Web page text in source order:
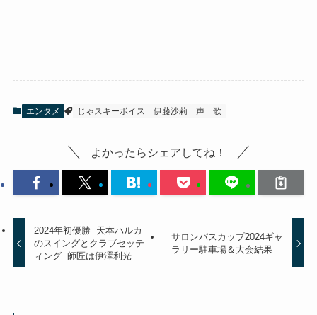
エンタメ じゃスキーボイス 伊藤沙莉 声 歌
よかったらシェアしてね！
2024年初優勝│天本ハルカ
のスイングとクラブセッテ
ィング│師匠は伊澤利光
サロンパスカップ2024ギャ
ラリー駐車場＆大会結果